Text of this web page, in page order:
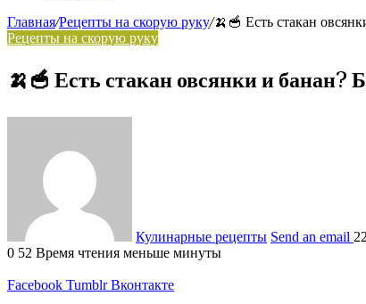
Главная/Рецепты на скорую руку/🍌🥣 Есть стакан
Рецепты на скорую руку
🍌🥣 Есть стакан овсянки и
Кулинарные рецепты Send an email
0 52 Время чтения меньше минуты
Facebook Tumblr Вконтакте